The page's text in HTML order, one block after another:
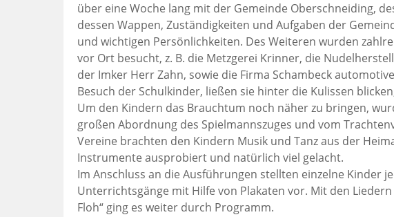
über eine Woche lang mit der Gemeinde Oberschneiding,
dessen Wappen, Zuständigkeiten und Aufgaben der
und wichtigen Persönlichkeiten. Des Weiteren wurden
vor Ort besucht, z. B. die Metzgerei Krinner, die
der Imker Herr Zahn, sowie die Firma Schambeck
Besuch der Schulkinder, ließen sie hinter die Kulissen
Um den Kindern das Brauchtum noch näher zu bringen,
großen Abordnung des Spielmannszuges und vom
Vereine brachten den Kindern Musik und Tanz aus der
Instrumente ausprobiert und natürlich viel gelacht.
Im Anschluss an die Ausführungen stellten einzelne Kinder
Unterrichtsgänge mit Hilfe von Plakaten vor. Mit den
Floh“ ging es weiter durch Programm.